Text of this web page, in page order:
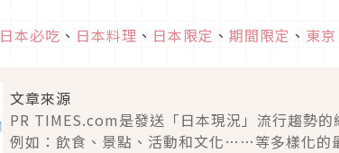
日本必吃 、 日本料理 、 日本限定 、 期間限定 、 東京
文章來源
PR TIMES.com是發送「日本現況」流行趨勢的
例如：飲食、景點、活動和文化……等多樣化的